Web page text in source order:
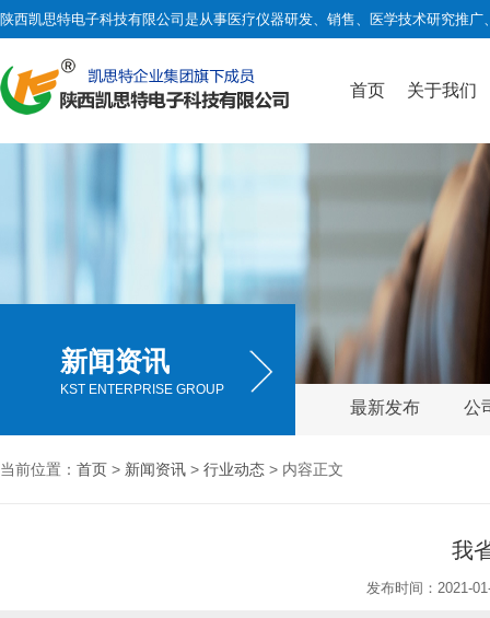
陕西凯思特电子科技有限公司是从事医疗仪器研发、销售、医学技术研究推
首页 关于我们
新闻资讯
KST ENTERPRISE GROUP
最新发布 公
当前位置： 首页 > 新闻资讯 > 行业动态 > 内容正文
我
发布时间：2021-